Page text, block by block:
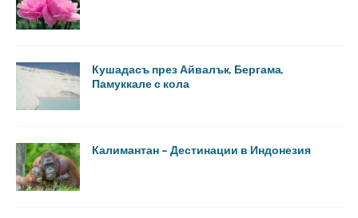
Кушадасъ през Айвалък, Бергама,
Памуккале с кола
Калимантан – Дестинации в Индонезия